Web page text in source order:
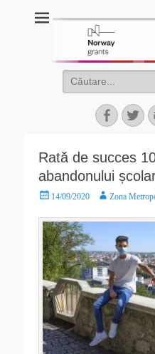
Asociaţia de Dezvoltare
Rată de succes
abandonului
14/09/2020 Zona